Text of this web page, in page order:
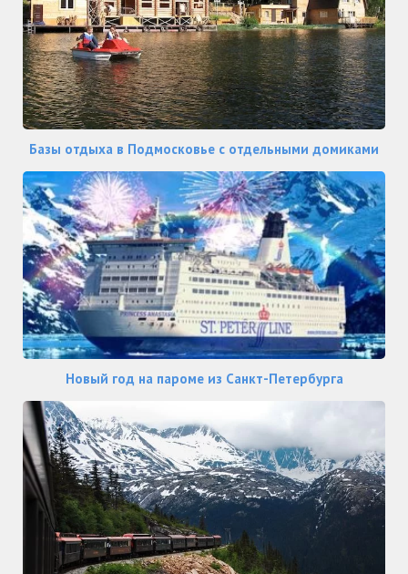
Базы отдыха в Подмосковье с отдельными домиками
Новый год на пароме из Санкт-Петербурга